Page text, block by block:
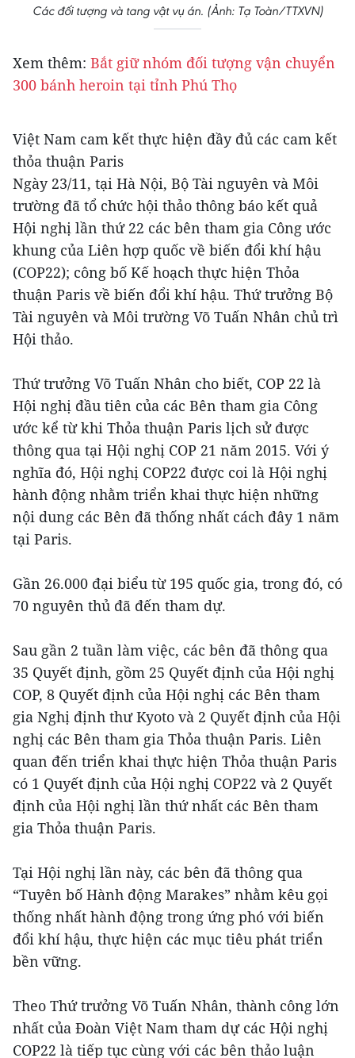
Các đối tượng và tang vật vụ án. (Ảnh: Tạ Toàn/TTXVN)
Xem thêm: Bắt giữ nhóm đối tượng vận chuyển
300 bánh heroin tại tỉnh Phú Thọ
Việt Nam cam kết thực hiện đầy đủ các cam kết
thỏa thuận Paris
Ngày 23/11, tại Hà Nội, Bộ Tài nguyên và Môi
trường đã tổ chức hội thảo thông báo kết quả
Hội nghị lần thứ 22 các bên tham gia Công ước
khung của Liên hợp quốc về biến đổi khí hậu
(COP22); công bố Kế hoạch thực hiện Thỏa
thuận Paris về biến đổi khí hậu. Thứ trưởng Bộ
Tài nguyên và Môi trường Võ Tuấn Nhân chủ trì
Hội thảo.
Thứ trưởng Võ Tuấn Nhân cho biết, COP 22 là
Hội nghị đầu tiên của các Bên tham gia Công
ước kể từ khi Thỏa thuận Paris lịch sử được
thông qua tại Hội nghị COP 21 năm 2015. Với ý
nghĩa đó, Hội nghị COP22 được coi là Hội nghị
hành động nhằm triển khai thực hiện những
nội dung các Bên đã thống nhất cách đây 1 năm
tại Paris.
Gần 26.000 đại biểu từ 195 quốc gia, trong đó, có
70 nguyên thủ đã đến tham dự.
Sau gần 2 tuần làm việc, các bên đã thông qua
35 Quyết định, gồm 25 Quyết định của Hội nghị
COP, 8 Quyết định của Hội nghị các Bên tham
gia Nghị định thư Kyoto và 2 Quyết định của Hội
nghị các Bên tham gia Thỏa thuận Paris. Liên
quan đến triển khai thực hiện Thỏa thuận Paris
có 1 Quyết định của Hội nghị COP22 và 2 Quyết
định của Hội nghị lần thứ nhất các Bên tham
gia Thỏa thuận Paris.
Tại Hội nghị lần này, các bên đã thông qua
“Tuyên bố Hành động Marakes” nhằm kêu gọi
thống nhất hành động trong ứng phó với biến
đổi khí hậu, thực hiện các mục tiêu phát triển
bền vững.
Theo Thứ trưởng Võ Tuấn Nhân, thành công lớn
nhất của Đoàn Việt Nam tham dự các Hội nghị
COP22 là tiếp tục cùng với các bên thảo luận